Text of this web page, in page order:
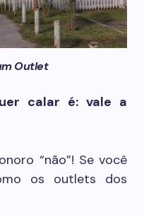
Outlet
calar é: vale a
“não”! Se você
os outlets dos